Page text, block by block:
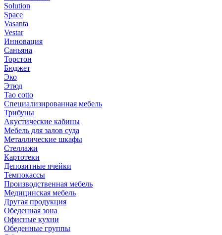
Solution
Space
Vasanta
Vestar
Инновация
Саньяна
Торстон
Бюджет
Эко
Этюд
Tao cotto
Специализированная мебель
Трибуны
Акустические кабины
Мебель для залов суда
Металлические шкафы
Стеллажи
Картотеки
Депозитные ячейки
Темпокассы
Производственная мебель
Медицинская мебель
Другая продукция
Обеденная зона
Офисные кухни
Обеденные группы